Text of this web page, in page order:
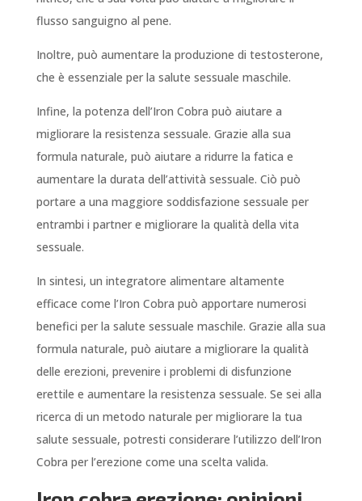
flusso sanguigno al pene.
Inoltre, può aumentare la produzione di testosterone,
che è essenziale per la salute sessuale maschile.
Infine, la potenza dell’Iron Cobra può aiutare a
migliorare la resistenza sessuale. Grazie alla sua
formula naturale, può aiutare a ridurre la fatica e
aumentare la durata dell’attività sessuale. Ciò può
portare a una maggiore soddisfazione sessuale per
entrambi i partner e migliorare la qualità della vita
sessuale.
In sintesi, un integratore alimentare altamente
efficace come l’Iron Cobra può apportare numerosi
benefici per la salute sessuale maschile. Grazie alla sua
formula naturale, può aiutare a migliorare la qualità
delle erezioni, prevenire i problemi di disfunzione
erettile e aumentare la resistenza sessuale. Se sei alla
ricerca di un metodo naturale per migliorare la tua
salute sessuale, potresti considerare l’utilizzo dell’Iron
Cobra per l’erezione come una scelta valida.